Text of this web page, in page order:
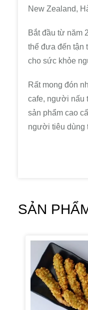
New Zealand,
Bắt đầu từ năm
thể đưa đến tận
cho sức khỏe
Rất mong đón
cafe, người nấu
sản phẩm cao
người tiêu dùng
SẢN